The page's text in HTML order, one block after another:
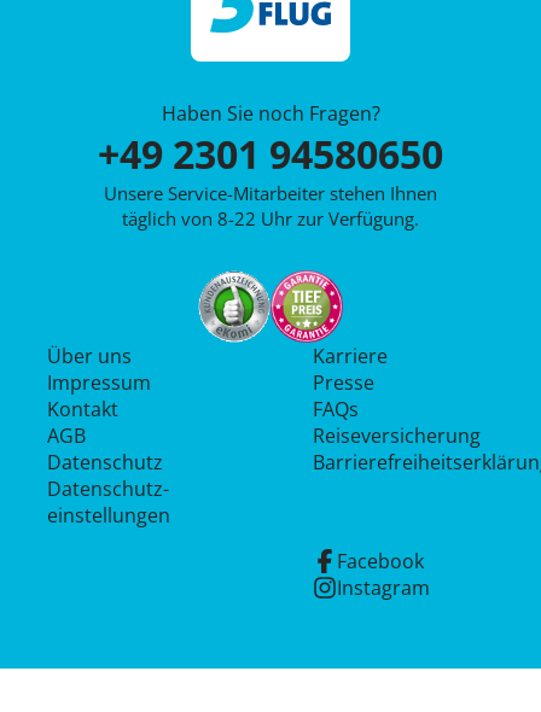
Haben Sie noch Fragen?
+49 2301 94580650
Unsere Service-Mitarbeiter stehen Ihnen
täglich von 8-22 Uhr zur Verfügung.
Über uns
Impressum
Kontakt
AGB
Datenschutz
Datenschutz­
einstellungen
Karriere
Presse
FAQs
Reiseversicherung
Facebook
Instagram